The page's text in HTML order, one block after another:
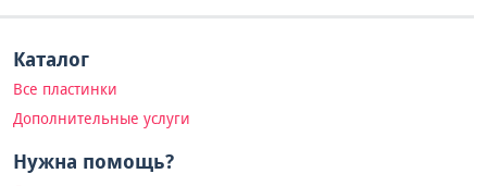
Каталог
Все пластинки
Дополнительные услуги
Нужна помощь?